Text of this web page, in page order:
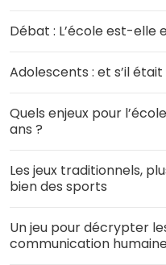
Débat : L’école est-elle
Adolescents : et s’il
Quels enjeux pour
ans ?
Les jeux traditionnels,
bien des sports
Un jeu pour décrypter
communication